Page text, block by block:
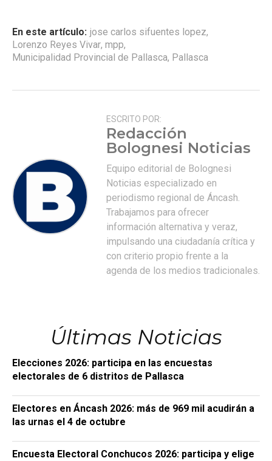
En este artículo: jose carlos sifuentes lopez,
Lorenzo Reyes Vivar, mpp,
Municipalidad Provincial de Pallasca, Pallasca
ESCRITO POR:
Redacción
Bolognesi Noticias
Equipo editorial de Bolognesi
Noticias especializado en
periodismo regional de Áncash.
Trabajamos para ofrecer
información alternativa y veraz,
impulsando una ciudadanía crítica y
con criterio propio frente a la
agenda de los medios tradicionales.
Últimas Noticias
Elecciones 2026: participa en las encuestas
electorales de 6 distritos de Pallasca
Electores en Áncash 2026: más de 969 mil acudirán a
las urnas el 4 de octubre
Encuesta Electoral Conchucos 2026: participa y elige